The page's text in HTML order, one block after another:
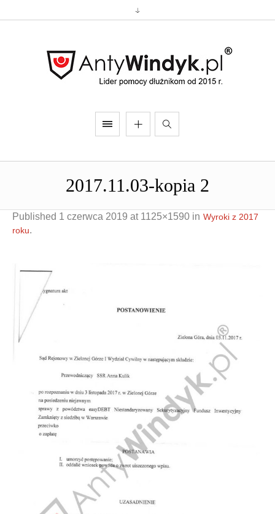
Doradztwo prawne Negocjacje z wierzycielami
Doradztwo & konsulting
2017.11.03-kopia 2
Published 1 czerwca 2019 at 1125×1590 in Wyroki z 2017
roku.